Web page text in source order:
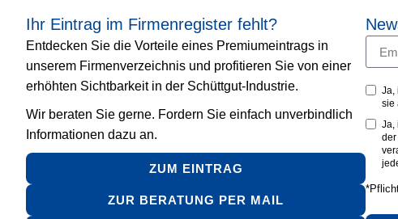
Ihr Eintrag im Firmenregister fehlt?
Entdecken Sie die Vorteile eines Premiumeintrags in
unserem Firmenverzeichnis und profitieren Sie von einer
erhöhten Sichtbarkeit in der Schüttgut-Industrie.
Wir beraten Sie gerne. Fordern Sie einfach unverbindlich
Informationen dazu an.
ZUM EINTRAG
ZUR BERATUNG PER MAIL
Ja,
sie
Ja,
der